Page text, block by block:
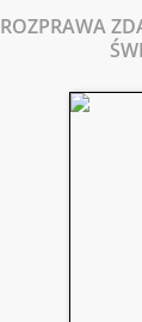
ROZPRAWA